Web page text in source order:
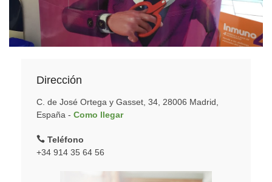
Dirección
C. de José Ortega y Gasset, 34, 28006 Madrid,
España - Como llegar
Teléfono
+34 914 35 64 56